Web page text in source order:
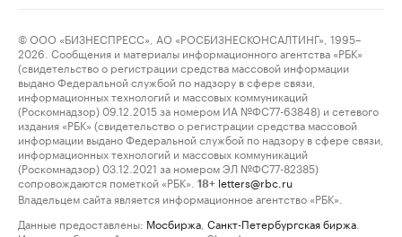
© ООО «БИЗНЕСПРЕСС», АО «РОСБИЗНЕСКОНСАЛТИНГ», 1995–
2026. Сообщения и материалы информационного агентства «РБК»
(свидетельство о регистрации средства массовой информации
выдано Федеральной службой по надзору в сфере связи,
информационных технологий и массовых коммуникаций
(Роскомнадзор) 09.12.2015 за номером ИА №ФС77-63848) и сетевого
издания «РБК» (свидетельство о регистрации средства массовой
информации выдано Федеральной службой по надзору в сфере связи,
информационных технологий и массовых коммуникаций
(Роскомнадзор) 03.12.2021 за номером ЭЛ №ФС77-82385)
сопровождаются пометкой «РБК».
18+ letters@rbc.ru
Владельцем сайта является информационное агентство «РБК».
Данные предоставлены: Мосбиржа Санкт-Петербургская биржа